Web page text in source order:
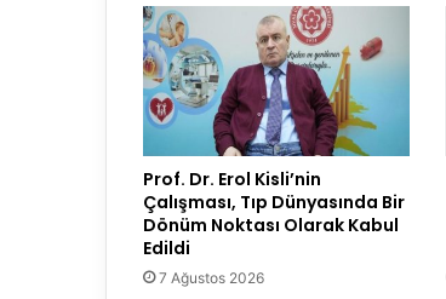
Prof. Dr. Erol Kisli’nin
Çalışması, Tıp Dünyasında Bir
Dönüm Noktası Olarak Kabul
Edildi
7 Ağustos 2026